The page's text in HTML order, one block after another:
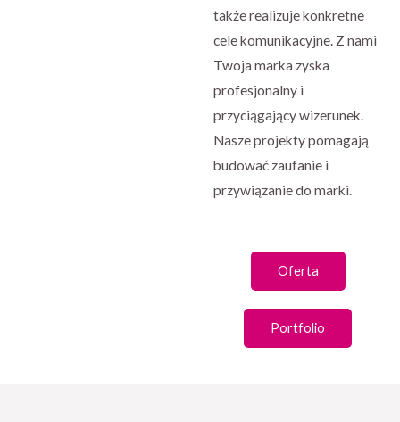
także realizuje konkretne
cele komunikacyjne. Z nami
Twoja marka zyska
profesjonalny i
przyciągający wizerunek.
Nasze projekty pomagają
budować zaufanie i
przywiązanie do marki.
Oferta
Portfolio